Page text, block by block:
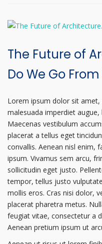
The Future of
Do We Go
Lorem ipsum dolor sit
malesuada imperdiet
Maecenas vestibulum
placerat a tellus eget
convallis. Aenean nisl enim,
ipsum. Vivamus sem arcu,
sollicitudin eget justo.
tempor, tellus justo
mollis eros. Cras nisi dolor,
placerat pharetra metus.
feugiat vitae, consectetur a
Aenean pretium ipsum ut